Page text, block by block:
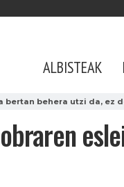
ALBISTEAK
behera utzi da, ez